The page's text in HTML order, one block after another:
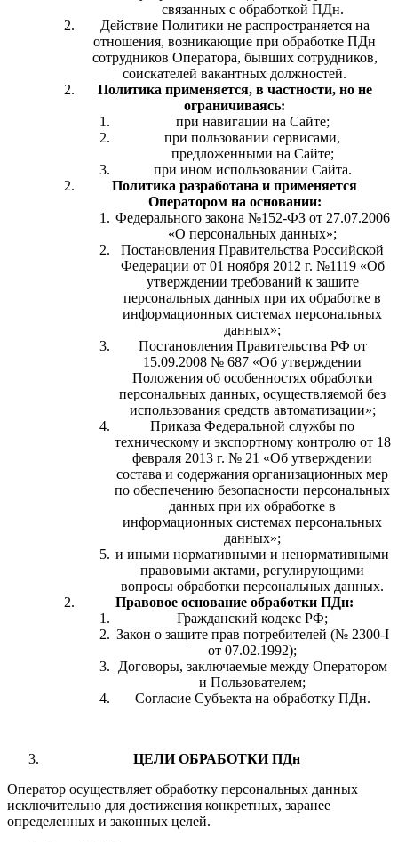
связанных с обработкой ПДн.
Действие Политики не распространяется на
отношения, возникающие при обработке ПДн
сотрудников Оператора, бывших сотрудников,
соискателей вакантных должностей.
Политика применяется, в частности, но не
ограничиваясь:
при навигации на Сайте;
при пользовании сервисами,
предложенными на Сайте;
при ином использовании Сайта.
Политика разработана и применяется
Оператором на основании:
Федерального закона №152-ФЗ от 27.07.2006
«О персональных данных»;
Постановления Правительства Российской
Федерации от 01 ноября 2012 г. №1119 «Об
утверждении требований к защите
персональных данных при их обработке в
информационных системах персональных
данных»;
Постановления Правительства РФ от
15.09.2008 № 687 «Об утверждении
Положения об особенностях обработки
персональных данных, осуществляемой без
использования средств автоматизации»;
Приказа Федеральной службы по
техническому и экспортному контролю от 18
февраля 2013 г. № 21 «Об утверждении
состава и содержания организационных мер
по обеспечению безопасности персональных
данных при их обработке в
информационных системах персональных
данных»;
и иными нормативными и ненормативными
правовыми актами, регулирующими
вопросы обработки персональных данных.
Правовое основание обработки ПДн:
Гражданский кодекс РФ;
Закон о защите прав потребителей (№ 2300-I
от 07.02.1992);
Договоры, заключаемые между Оператором
и Пользователем;
Согласие Субъекта на обработку ПДн.
ЦЕЛИ ОБРАБОТКИ ПДн
Оператор осуществляет обработку персональных данных
исключительно для достижения конкретных, заранее
определенных и законных целей.